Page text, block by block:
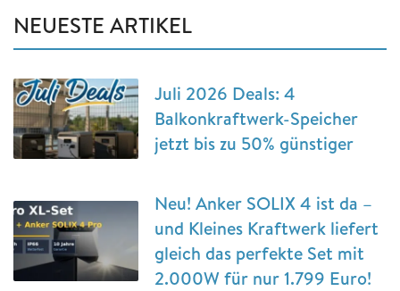
NEUESTE ARTIKEL
Juli 2026 Deals: 4
Balkonkraftwerk-Speicher
jetzt bis zu 50% günstiger
Neu! Anker SOLIX 4 ist da –
und Kleines Kraftwerk liefert
gleich das perfekte Set mit
2.000W für nur 1.799 Euro!